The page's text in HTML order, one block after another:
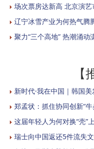
场次票房达新高 北京演艺
辽宁冰雪产业为何热气腾
聚力“三个高地” 热潮涌动
【
新时代·我在中国｜韩国
郑孟状：抓住协同创新“牛
这届年轻人为何对换“壳”
瑞士向中国返还5件流失